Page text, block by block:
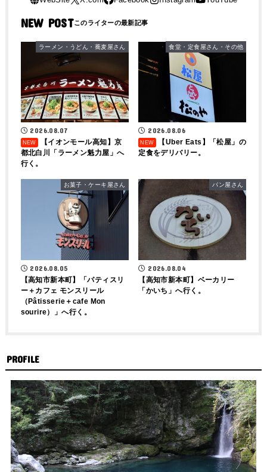
NEW POST
ラーメン・うどん・蕎麦屋さん
2026.08.07
【イオンモール高知】京
都北白川「ラーメン魁力屋」へ
行く。
食堂・定食屋さん・その他
2026.08.06
【Uber Eats】「松屋」の
定食をデリバリー。
お菓子・ケーキ屋さん
2026.08.05
【高知市新本町】「パティスリ
ー＋カフェ モンスリール
（Pâtisserie＋cafe Mon
sourire）」へ行く。
パン屋さん
2026.08.04
【高知市新本町】ベーカリー
「かいち」へ行く。
PROFILE